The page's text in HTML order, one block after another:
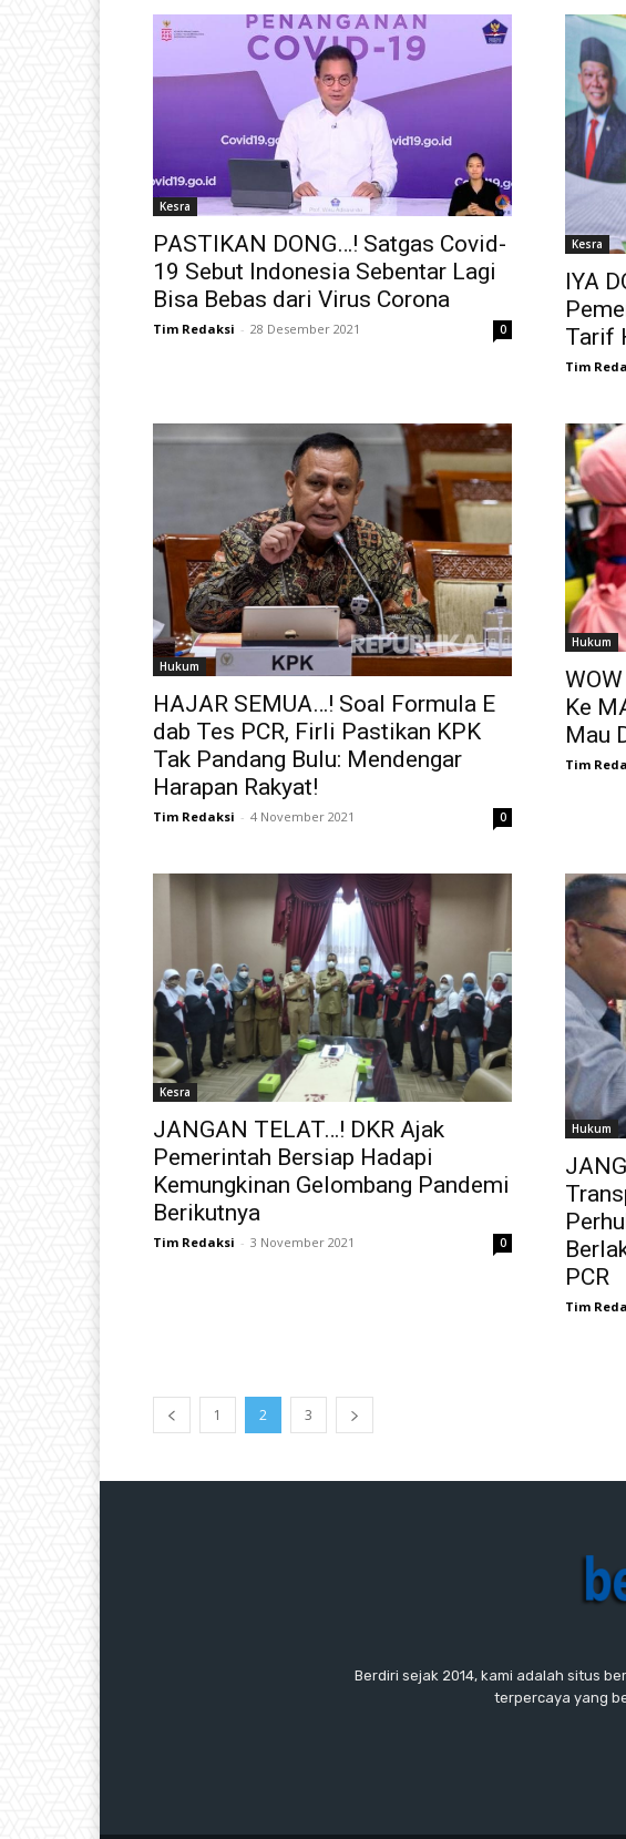
Kesra
PASTIKAN DONG…! Satgas Covid-
19 Sebut Indonesia Sebentar Lagi
Bisa Bebas dari Virus Corona
Tim Redaksi - 28 Desember 2021 0
Kesra
IYA
Tarif
Tim
Hukum
HAJAR SEMUA…! Soal Formula E
dab Tes PCR, Firli Pastikan KPK
Tak Pandang Bulu: Mendengar
Harapan Rakyat!
Tim Redaksi - 4 November 2021 0
Hukum
Ke
Mau
Tim
Kesra
JANGAN TELAT…! DKR Ajak
Pemerintah Bersiap Hadapi
Kemungkinan Gelombang Pandemi
Berikutnya
Tim Redaksi - 3 November 2021 0
Hukum
PCR
Tim
1 2 3
Berdiri sejak 2014, kami adalah situs
terpercaya yang